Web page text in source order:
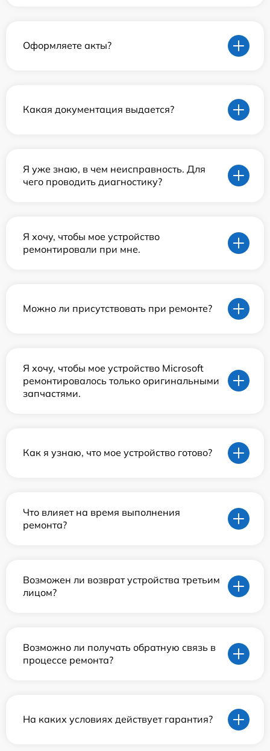
Оформляете акты?
Какая документация выдается?
Я уже знаю, в чем неисправность. Для
чего проводить диагностику?
Я хочу, чтобы мое устройство
ремонтировали при мне.
Можно ли присутствовать при ремонте?
Я хочу, чтобы мое устройство Microsoft
ремонтировалось только оригинальными
запчастями.
Как я узнаю, что мое устройство готово?
Что влияет на время выполнения
ремонта?
Возможен ли возврат устройства третьим
лицом?
Возможно ли получать обратную связь в
процессе ремонта?
На каких условиях действует гарантия?